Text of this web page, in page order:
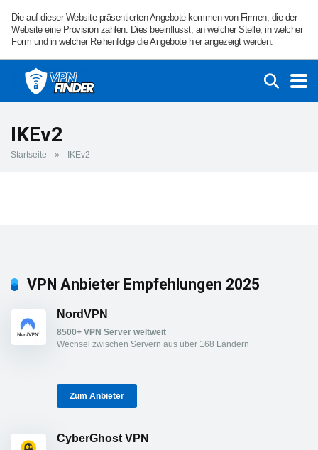
Die auf dieser Website präsentierten Angebote kommen von Firmen, die der
Website eine Provision zahlen. Dies beeinflusst, an welcher Stelle, in welcher
Form und in welcher Reihenfolge die Angebote hier angezeigt werden.
IKEv2
Startseite » IKEv2
VPN Anbieter Empfehlungen 2025
NordVPN
8500+ VPN Server weltweit
Wechsel zwischen Servern aus über 168 Ländern
Zum Anbieter
CyberGhost VPN